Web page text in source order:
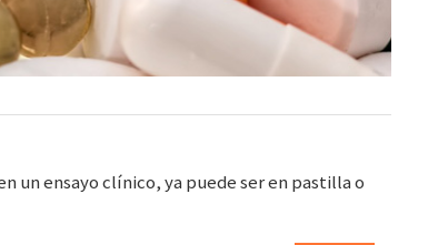
un ensayo clínico, ya puede ser en pastilla o